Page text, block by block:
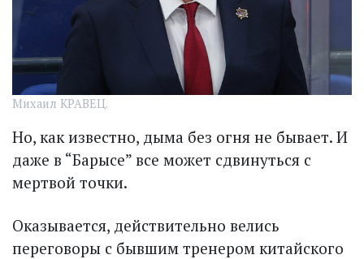
Михаил КРАВЕЦ.
Но, как известно, дыма без огня не бывает. И
даже в “Барысе” все может сдвинуться с
мерт­вой точки.
Оказывается, действительно велись
переговоры с бывшим тренером китайского